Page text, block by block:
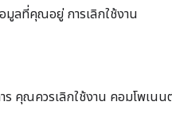
มูลที่คุณอยู่ การเลิกใช้งาน
คุณควรเลิกใช้งาน คอมโพเนน